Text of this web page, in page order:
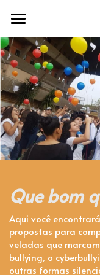
Quem somos
Nossas
Nossos
Comunidades
Album de
Aulas de
Espaço da
Publicações -
Convivência
Que bom
Aqui você
propostas para
veladas que
bullying, o
outras formas